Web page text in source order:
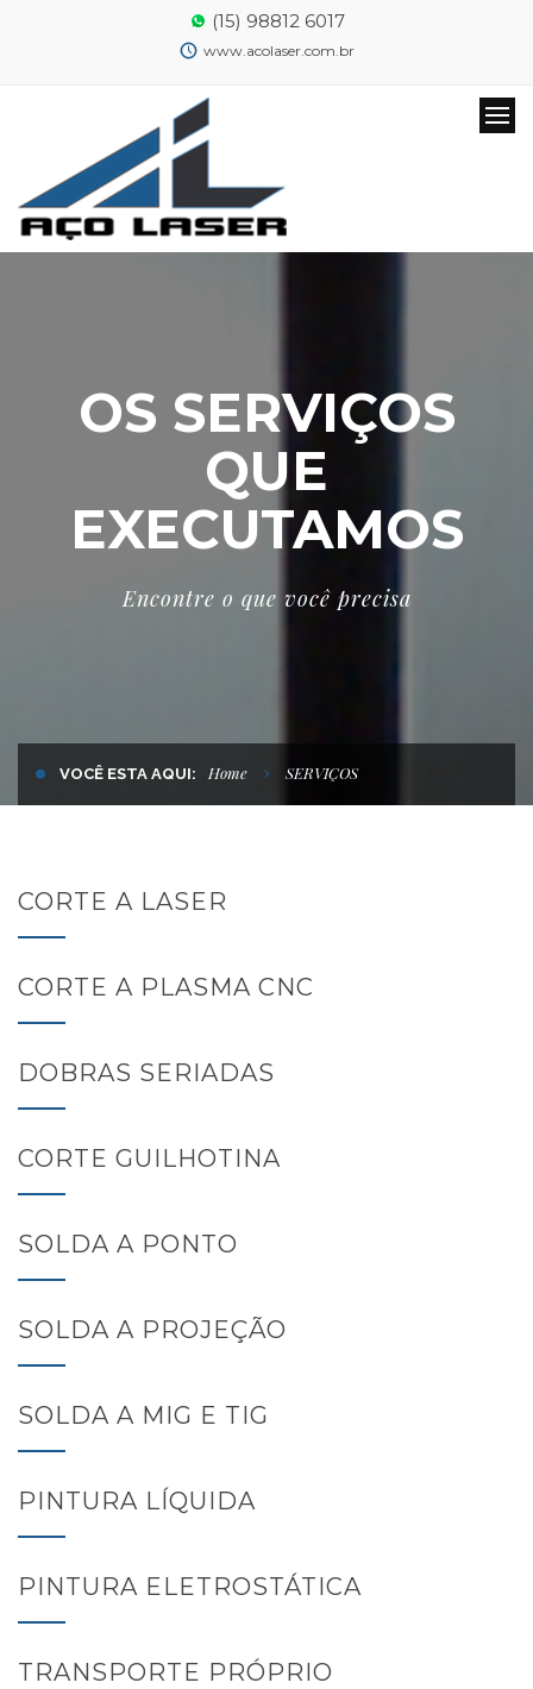
(15) 98812 6017
www.acolaser.com.br
OS SERVIÇOS
QUE
EXECUTAMOS
Encontre o que você precisa
VOCÊ ESTA AQUI: Home SERVIÇOS
CORTE A LASER
CORTE A PLASMA CNC
DOBRAS SERIADAS
CORTE GUILHOTINA
SOLDA A PONTO
SOLDA A PROJEÇÃO
SOLDA A MIG E TIG
PINTURA LÍQUIDA
PINTURA ELETROSTÁTICA
TRANSPORTE PRÓPRIO